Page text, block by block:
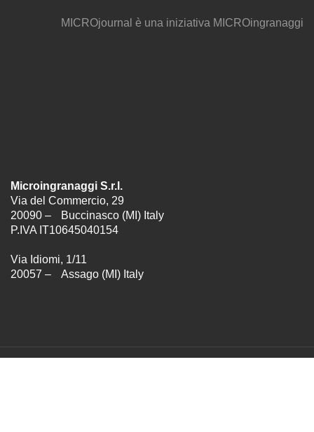
MICROjournal è una iniziativa MICROingranaggi
Microingranaggi S.r.l.
Via del Commercio, 29
20090 – Buccinasco (MI) Italy
P.IVA IT10645040154
Via Idiomi, 1/11
20057 – Assago (MI) Italy